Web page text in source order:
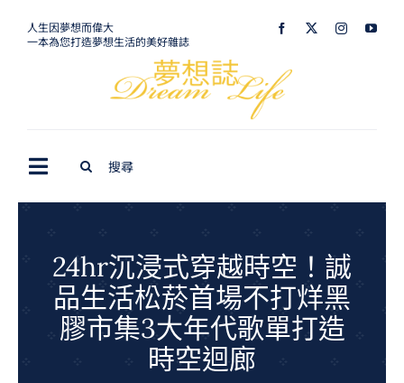
人生因夢想而偉大
一本為您打造夢想生活的美好雜誌
Toggle
Navigation
生活美學
室內設計
購屋指南
24hr沉浸式穿越時空！誠
品生活松菸首場不打烊黑
膠市集3大年代歌單打造
時空迴廊